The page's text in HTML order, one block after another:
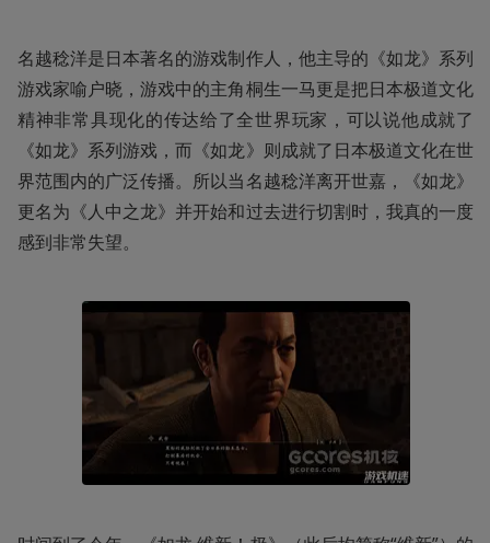
名越稔洋是日本著名的游戏制作人，他主导的《如龙》系列
游戏家喻户晓，游戏中的主角桐生一马更是把日本极道文化
精神非常具现化的传达给了全世界玩家，可以说他成就了
《如龙》系列游戏，而《如龙》则成就了日本极道文化在世
界范围内的广泛传播。所以当名越稔洋离开世嘉，《如龙》
更名为《人中之龙》并开始和过去进行切割时，我真的一度
感到非常失望。